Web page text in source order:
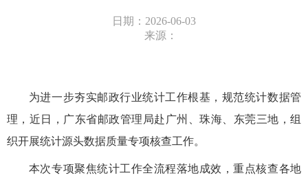
日期：2026-06-03
来源：
为进一步夯实邮政行业统计工作根基，规范统计数据管
理，近日，广东省邮政管理局赴广州、珠海、东莞三地，组
织开展统计源头数据质量专项核查工作。
本次专项聚焦统计工作全流程落地成效，重点核查各地